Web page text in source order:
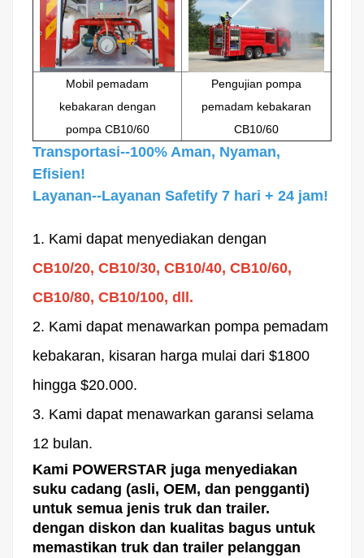
Mobil pemadam
kebakaran dengan
pompa CB10/60
Pengujian pompa
pemadam kebakaran
CB10/60
Transportasi--100% Aman, Nyaman,
Efisien!
Layanan--Layanan Safetify 7 hari + 24 jam!
1. Kami dapat menyediakan dengan
CB10/20, CB10/30, CB10/40, CB10/60,
CB10/80, CB10/100, dll.
2. Kami dapat menawarkan pompa pemadam
kebakaran, kisaran harga mulai dari $1800
hingga $20.000.
3. Kami dapat menawarkan garansi selama
12 bulan.
Kami POWERSTAR juga menyediakan
suku cadang (asli, OEM, dan pengganti)
untuk semua jenis truk dan trailer.
dengan diskon dan kualitas bagus untuk
memastikan truk dan trailer pelanggan